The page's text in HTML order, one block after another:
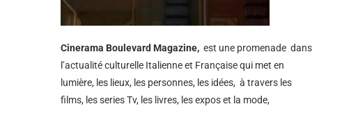
Cinerama Boulevard Magazine, est une promenade dans
l’actualité culturelle Italienne et Française qui met en
lumière, les lieux, les personnes, les idées, à travers les
films, les series Tv, les livres, les expos et la mode,